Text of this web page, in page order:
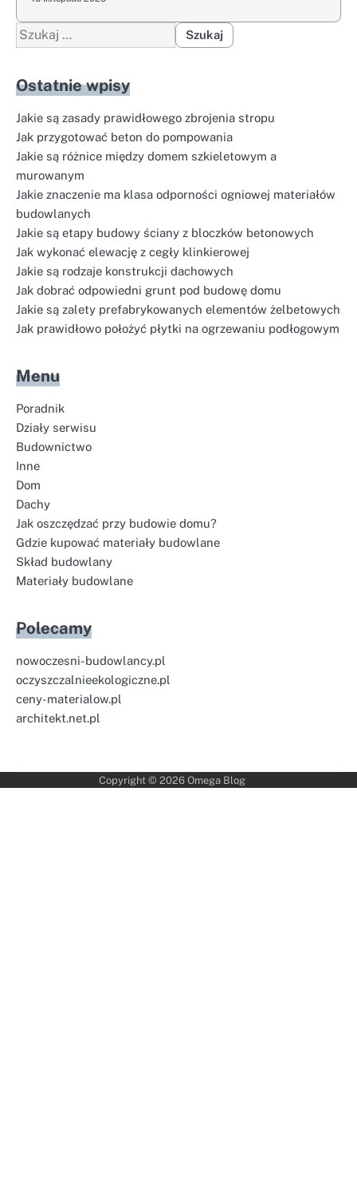
Szukaj:
Ostatnie wpisy
Jakie są zasady prawidłowego zbrojenia stropu
Jak przygotować beton do pompowania
Jakie są różnice między domem szkieletowym a
murowanym
Jakie znaczenie ma klasa odporności ogniowej materiałów
budowlanych
Jakie są etapy budowy ściany z bloczków betonowych
Jak wykonać elewację z cegły klinkierowej
Jakie są rodzaje konstrukcji dachowych
Jak dobrać odpowiedni grunt pod budowę domu
Jakie są zalety prefabrykowanych elementów żelbetowych
Jak prawidłowo położyć płytki na ogrzewaniu podłogowym
Menu
Poradnik
Działy serwisu
Budownictwo
Inne
Dom
Dachy
Jak oszczędzać przy budowie domu?
Gdzie kupować materiały budowlane
Skład budowlany
Materiały budowlane
Polecamy
nowoczesni-budowlancy.pl
oczyszczalnieekologiczne.pl
ceny-materialow.pl
architekt.net.pl
Copyright © 2026 Omega Blog